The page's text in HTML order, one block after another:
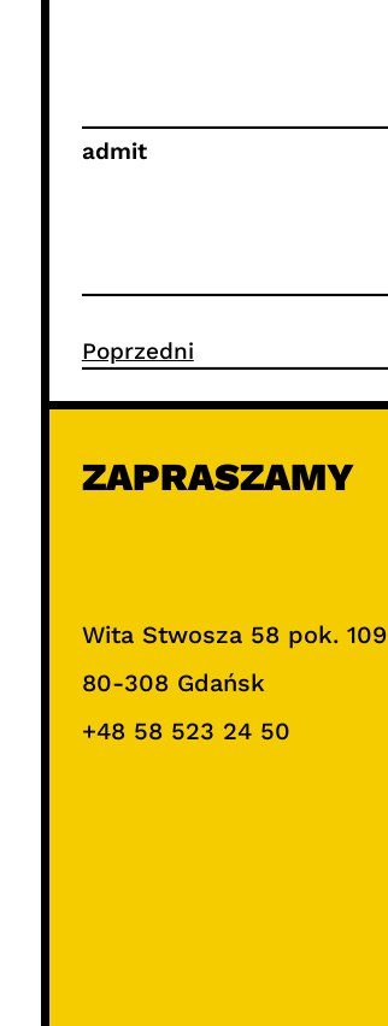
admit
Poprzedni
ZAPRASZAMY
Wita Stwosza 58 pok. 109
80-308 Gdańsk
+48 58 523 24 50